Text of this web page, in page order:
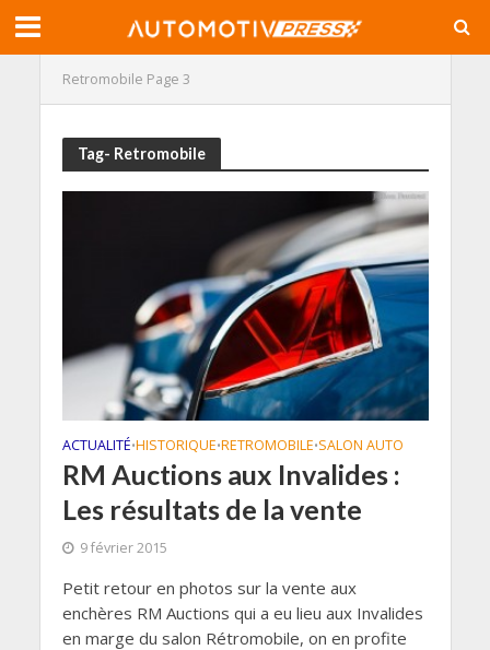
Retromobile Page 3
Tag- Retromobile
ACTUALITÉ•HISTORIQUE•RETROMOBILE•SALON AUTO
RM Auctions aux Invalides :
Les résultats de la vente
9 février 2015
Petit retour en photos sur la vente aux
enchères RM Auctions qui a eu lieu aux Invalides
en marge du salon Rétromobile, on en profite